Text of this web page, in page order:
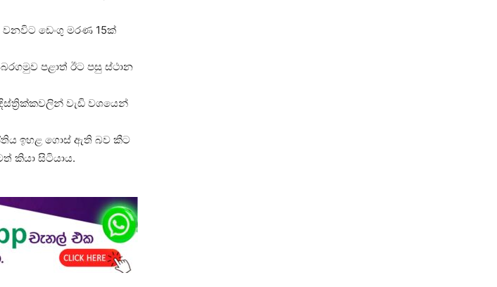
වනවිට ඩෙංගු මරණ 15ක්
පළාත් ඊට පසු ස්ථාන
වැඩි වශයෙන්
ඉහළ ගොස් ඇති බව කීට
කියා සිටියාය.